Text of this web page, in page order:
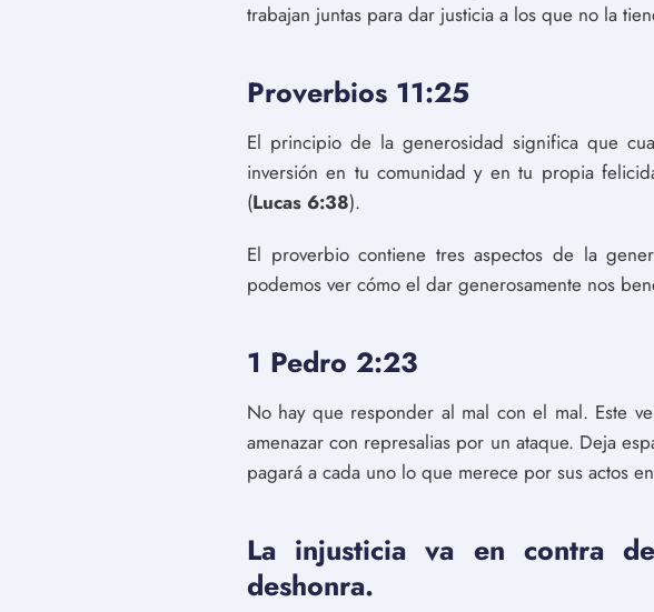
trabajan juntas para dar justicia a los que no la
Proverbios 11:25
El principio de la generosidad significa que
inversión en tu comunidad y en tu propia
(Lucas 6:38).
El proverbio contiene tres aspectos de la
podemos ver cómo el dar generosamente nos
1 Pedro 2:23
No hay que responder al mal con el mal. Este
amenazar con represalias por un ataque. Deja
pagará a cada uno lo que merece por sus actos
La injusticia va en contra
deshonra.